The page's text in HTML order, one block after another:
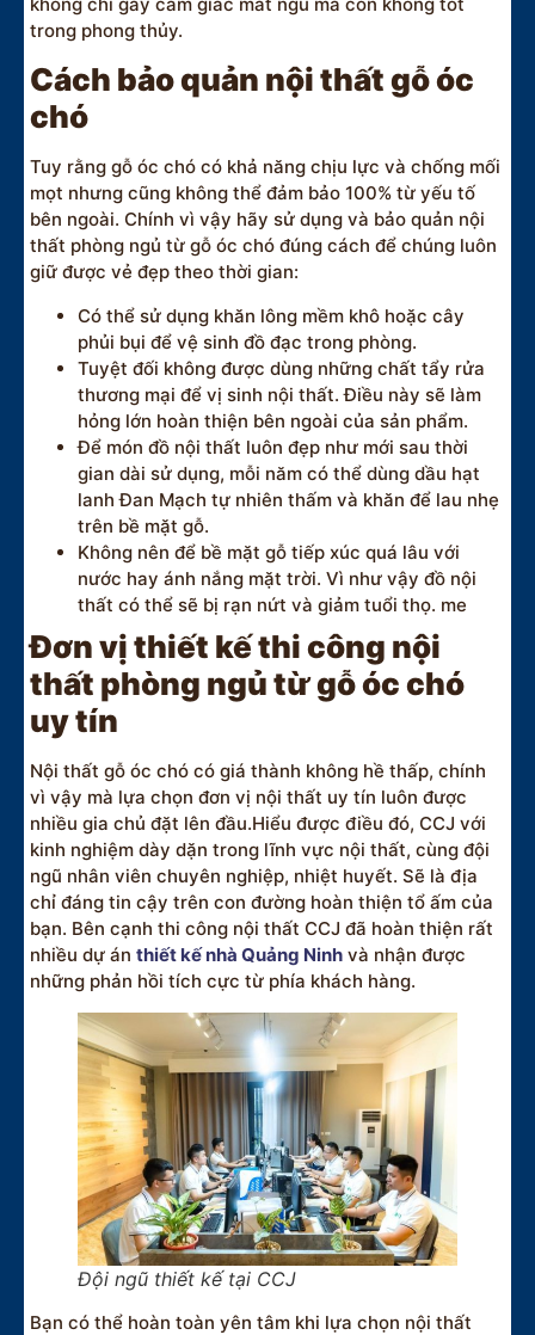
trong phong thủy.
Cách bảo quản nội thất gỗ óc
chó
Tuy rằng gỗ óc chó có khả năng chịu lực và chống mối
mọt nhưng cũng không thể đảm bảo 100% từ yếu tố
bên ngoài. Chính vì vậy hãy sử dụng và bảo quản nội
thất phòng ngủ từ gỗ óc chó đúng cách để chúng luôn
giữ được vẻ đẹp theo thời gian:
Có thể sử dụng khăn lông mềm khô hoặc cây
phủi bụi để vệ sinh đồ đạc trong phòng.
Tuyệt đối không được dùng những chất tẩy rửa
thương mại để vị sinh nội thất. Điều này sẽ làm
hỏng lớn hoàn thiện bên ngoài của sản phẩm.
Để món đồ nội thất luôn đẹp như mới sau thời
gian dài sử dụng, mỗi năm có thể dùng dầu hạt
lanh Đan Mạch tự nhiên thấm và khăn để lau nhẹ
trên bề mặt gỗ.
Không nên để bề mặt gỗ tiếp xúc quá lâu với
nước hay ánh nắng mặt trời. Vì như vậy đồ nội
thất có thể sẽ bị rạn nứt và giảm tuổi thọ. me
Đơn vị thiết kế thi công nội
thất phòng ngủ từ gỗ óc chó
uy tín
Nội thất gỗ óc chó có giá thành không hề thấp, chính
vì vậy mà lựa chọn đơn vị nội thất uy tín luôn được
nhiều gia chủ đặt lên đầu.Hiểu được điều đó, CCJ với
kinh nghiệm dày dặn trong lĩnh vực nội thất, cùng đội
ngũ nhân viên chuyên nghiệp, nhiệt huyết. Sẽ là địa
chỉ đáng tin cậy trên con đường hoàn thiện tổ ấm của
bạn. Bên cạnh thi công nội thất CCJ đã hoàn thiện rất
nhiều dự án thiết kế nhà Quảng Ninh và nhận được
những phản hồi tích cực từ phía khách hàng.
Đội ngũ thiết kế tại CCJ
Bạn có thể hoàn toàn yên tâm khi lựa chọn nội thất